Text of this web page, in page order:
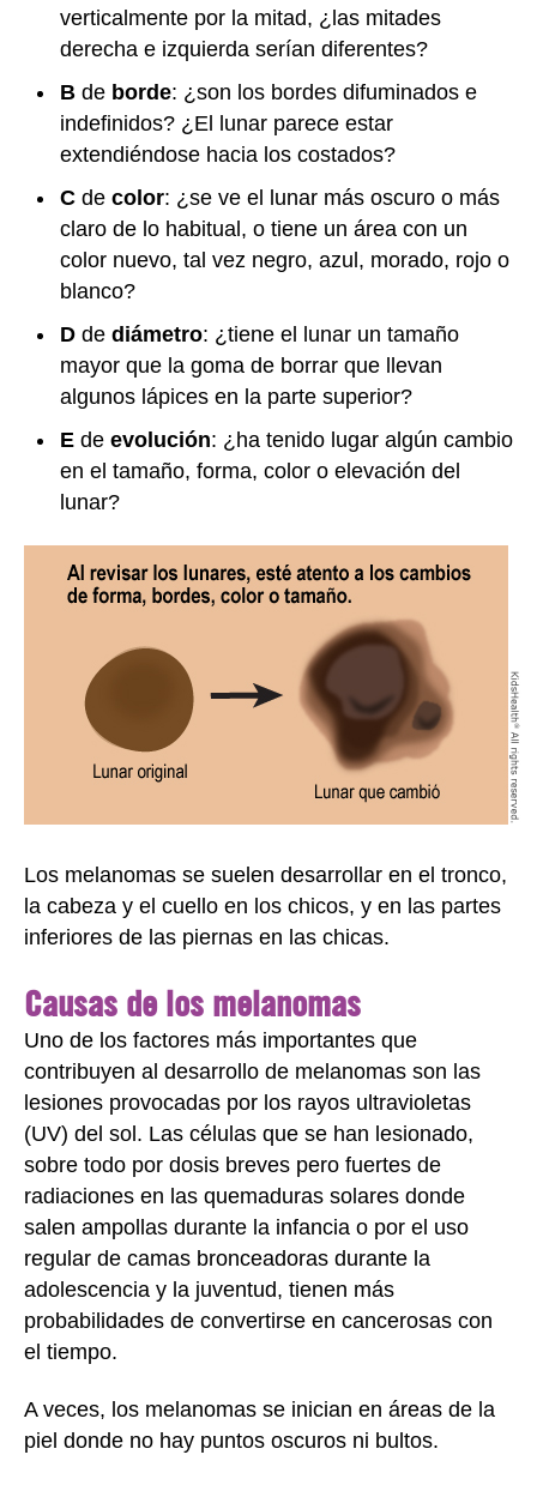
verticalmente por la mitad, ¿las mitades
derecha e izquierda serían diferentes?
B de borde: ¿son los bordes difuminados e
indefinidos? ¿El lunar parece estar
extendiéndose hacia los costados?
C de color: ¿se ve el lunar más oscuro o más
claro de lo habitual, o tiene un área con un
color nuevo, tal vez negro, azul, morado, rojo o
blanco?
D de diámetro: ¿tiene el lunar un tamaño
mayor que la goma de borrar que llevan
algunos lápices en la parte superior?
E de evolución: ¿ha tenido lugar algún cambio
en el tamaño, forma, color o elevación del
lunar?
Los melanomas se suelen desarrollar en el tronco,
la cabeza y el cuello en los chicos, y en las partes
inferiores de las piernas en las chicas.
Causas de los melanomas
Uno de los factores más importantes que
contribuyen al desarrollo de melanomas son las
lesiones provocadas por los rayos ultravioletas
(UV) del sol. Las células que se han lesionado,
sobre todo por dosis breves pero fuertes de
radiaciones en las quemaduras solares donde
salen ampollas durante la infancia o por el uso
regular de camas bronceadoras durante la
adolescencia y la juventud, tienen más
probabilidades de convertirse en cancerosas con
el tiempo.
A veces, los melanomas se inician en áreas de la
piel donde no hay puntos oscuros ni bultos.